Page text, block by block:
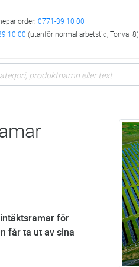
order: 0771-39 10 00
10 00 (utanför normal arbetstid, Tonval 8)
för
får ta ut av sina